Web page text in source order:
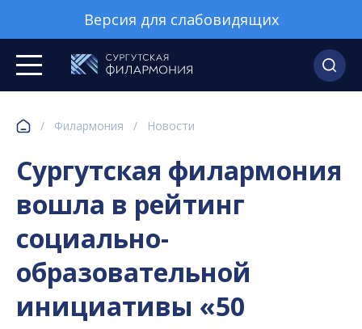
Версия для слабовидящих
/ Филармония / Новости
Сургутская филармония
вошла в рейтинг
социально-
образовательной
инициативы «50